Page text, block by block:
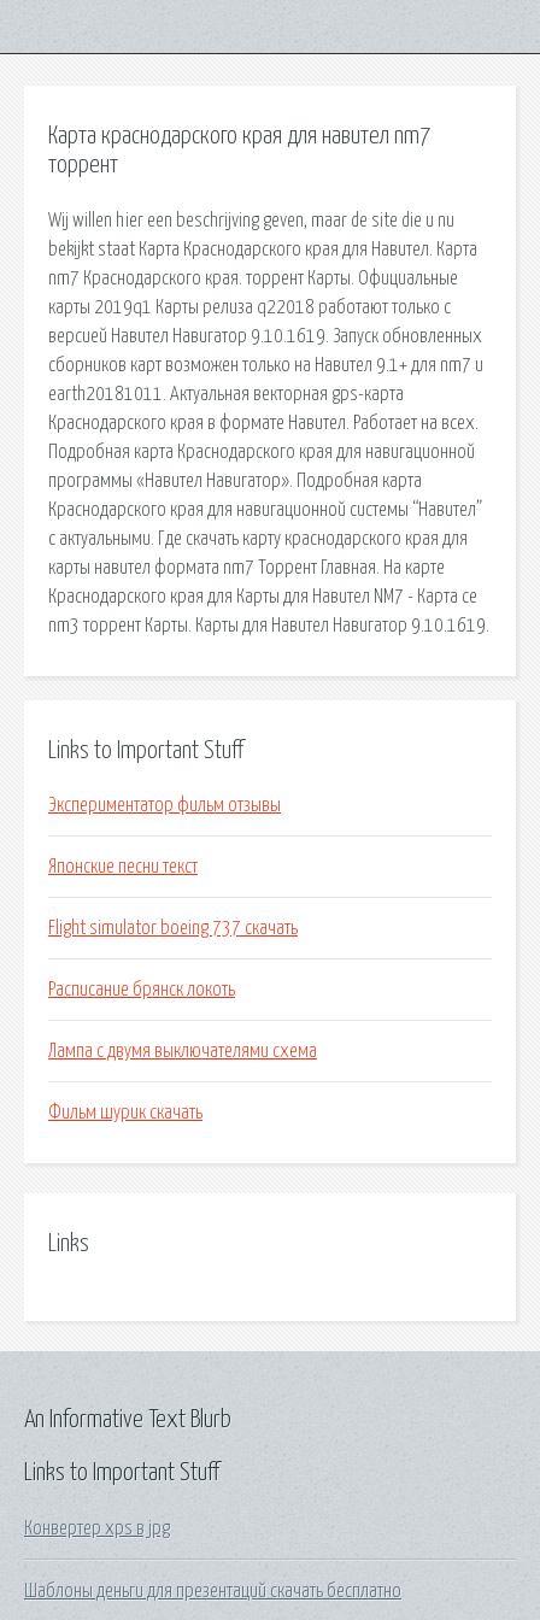
Карта краснодарского края для навител nm7
торрент
Wij willen hier een beschrijving geven, maar de site die u nu
bekijkt staat Карта Краснодарского края для Навител. Карта
nm7 Краснодарского края. торрент Карты. Официальные
карты 2019q1 Карты релиза q22018 работают только с
версией Навител Навигатор 9.10.1619. Запуск обновленных
сборников карт возможен только на Навител 9.1+ для nm7 и
earth20181011. Актуальная векторная gps-карта
Краснодарского края в формате Навител. Работает на всех.
Подробная карта Краснодарского края для навигационной
программы «Навител Навигатор». Подробная карта
Краснодарского края для навигационной системы “Навител”
с актуальными. Где скачать карту краснодарского края для
карты навител формата nm7 Торрент Главная. На карте
Краснодарского края для Карты для Навител NM7 - Карта ce
nm3 торрент Карты. Карты для Навител Навигатор 9.10.1619.
Links to Important Stuff
Экспериментатор фильм отзывы
Японские песни текст
Flight simulator boeing 737 скачать
Расписание брянск локоть
Лампа с двумя выключателями схема
Фильм шурик скачать
Links
Links to Important Stuff
Конвертер xps в jpg
Шаблоны деньги для презентаций скачать бесплатно
An Informative Text Blurb